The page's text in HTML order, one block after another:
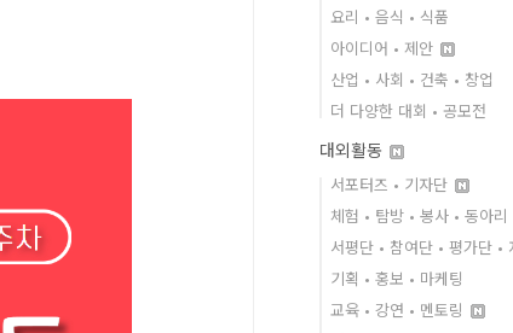
요리 • 음식 • 식품
아이디어 • 제안
산업 • 사회 • 건축 • 창업
더 다양한 대회 • 공모전
대외활동
서포터즈 • 기자단
체험 • 탐방 • 봉사 • 동아리
서평단 • 참여단 • 평가단 •
기획 • 홍보 • 마케팅
교육 • 강연 • 멘토링